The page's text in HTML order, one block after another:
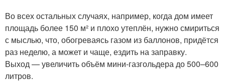
Во всех остальных случаях, например, когда дом имеет
площадь более 150 м² и плохо утеплён, нужно смириться
с мыслью, что, обогреваясь газом из баллонов, придётся
раз неделю, а может и чаще, ездить на заправку.
Выход — увеличить объём мини-газгольдера до 500–600
литров.